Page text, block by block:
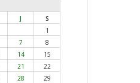
J
S
1
7 8
14
15
21
22
28 29